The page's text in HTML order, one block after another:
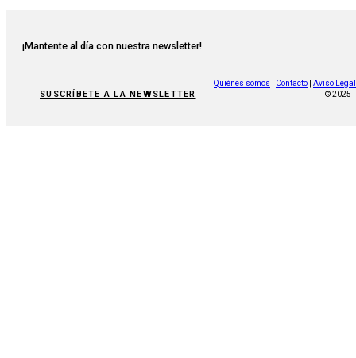
¡Mantente al día con nuestra newsletter!
SUSCRÍBETE A LA NEWSLETTER
Quiénes somos Contacto
Aviso Legal
© 2025